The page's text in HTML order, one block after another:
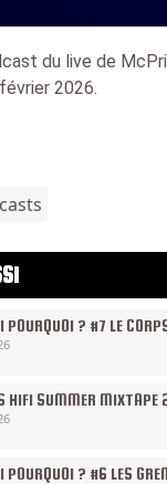
du live de
2026.
? #7 LE
HIFI SUMMER MIXTAPE
? #6 LES